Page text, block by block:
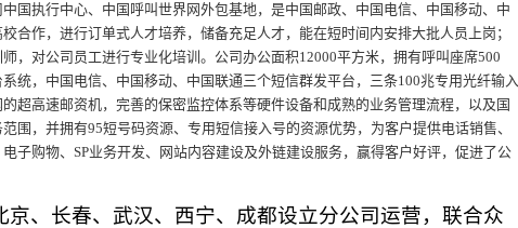
国执行中心、中国呼叫世界网外包基地，是中国邮政、中国电信、中国移动、中
合作，进行订单式人才培养，储备充足人才，能在短时间内安排大批人员上岗；
，对公司员工进行专业化培训。公司办公面积12000平方米，拥有呼叫座席500
统，中国电信、中国移动、中国联通三个短信群发平台，三条100兆专用光纤输入
超高速邮资机，完善的保密监控体系等硬件设备和成熟的业务管理流程，以及国
围，并拥有95短号码资源、专用短信接入号的资源优势，为客户提供电话销售、
子购物、 SP业务开发、网站内容建设及外链建设服务，赢得客户好评，促进了公
京、长春、武汉、西宁、成都设立分公司运营，联合众